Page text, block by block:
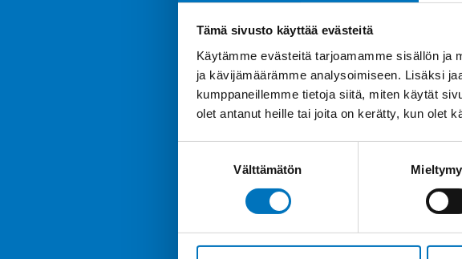
Tämä sivusto käyttää evästeitä
Käytämme evästeitä tarjoamamme sisällön ja
ja kävijämäärämme analysoimiseen. Lisäksi
kumppaneillemme tietoja siitä, miten käytät
olet antanut heille tai joita on kerätty, kun olet
Välttämätön